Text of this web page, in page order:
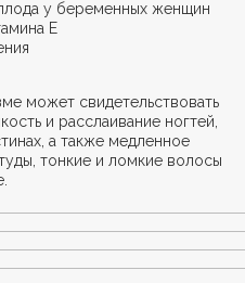
у беременных женщин
Е
может свидетельствовать
и расслаивание ногтей,
а также медленное
тонкие и ломкие волосы